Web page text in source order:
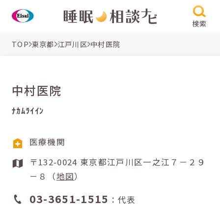
検索
TOP 東京都 江戸川区 中村医院
中村医院
ﾅｶﾑﾗｲｲﾝ
医療機関
〒132-0024 東京都江戸川区一之江７－２９
－８（地図）
03-3651-1515 ：代表